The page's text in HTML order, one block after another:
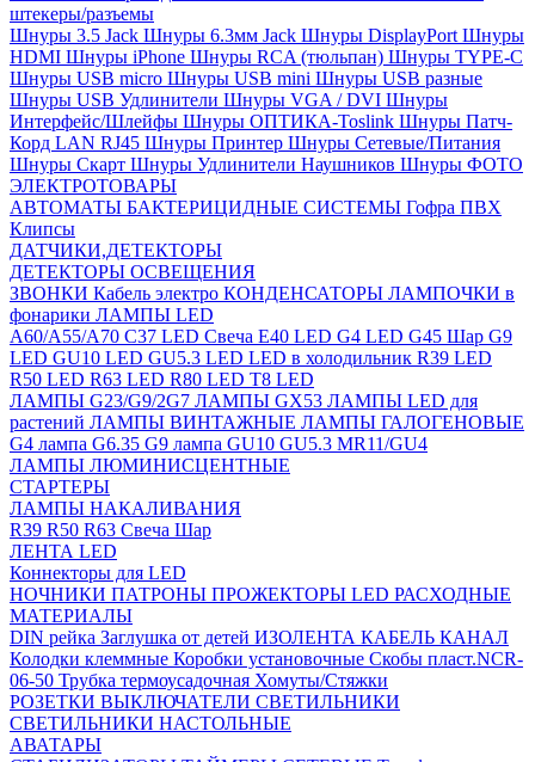
штекеры/разъемы
Шнуры 3.5 Jack Шнуры 6.3мм Jack Шнуры DisplayPort Шнуры
HDMI Шнуры iPhone Шнуры RCA (тюльпан) Шнуры TYPE-C
Шнуры USB micro Шнуры USB mini Шнуры USB разные
Шнуры USB Удлинители Шнуры VGA / DVI Шнуры
Интерфейс/Шлейфы Шнуры ОПТИКА-Toslink Шнуры Патч-
Корд LAN RJ45 Шнуры Принтер Шнуры Сетевые/Питания
Шнуры Скарт Шнуры Удлинители Наушников Шнуры ФОТО
ЭЛЕКТРОТОВАРЫ
АВТОМАТЫ БАКТЕРИЦИДНЫЕ СИСТЕМЫ Гофра ПВХ
Клипсы
ДАТЧИКИ,ДЕТЕКТОРЫ
ДЕТЕКТОРЫ ОСВЕЩЕНИЯ
ЗВОНКИ Кабель электро КОНДЕНСАТОРЫ ЛАМПОЧКИ в
фонарики ЛАМПЫ LED
A60/A55/A70 C37 LED Свеча E40 LED G4 LED G45 Шар G9
LED GU10 LED GU5.3 LED LED в холодильник R39 LED
R50 LED R63 LED R80 LED T8 LED
ЛАМПЫ G23/G9/2G7 ЛАМПЫ GX53 ЛАМПЫ LED для
растений ЛАМПЫ ВИНТАЖНЫЕ ЛАМПЫ ГАЛОГЕНОВЫЕ
G4 лампа G6.35 G9 лампа GU10 GU5.3 MR11/GU4
ЛАМПЫ ЛЮМИНИСЦЕНТНЫЕ
СТАРТЕРЫ
ЛАМПЫ НАКАЛИВАНИЯ
R39 R50 R63 Свеча Шар
ЛЕНТА LED
Коннекторы для LED
НОЧНИКИ ПАТРОНЫ ПРОЖЕКТОРЫ LED РАСХОДНЫЕ
МАТЕРИАЛЫ
DIN рейка Заглушка от детей ИЗОЛЕНТА КАБЕЛЬ КАНАЛ
Колодки клеммные Коробки установочные Скобы пласт.NCR-
06-50 Трубка термоусадочная Хомуты/Стяжки
РОЗЕТКИ ВЫКЛЮЧАТЕЛИ СВЕТИЛЬНИКИ
СВЕТИЛЬНИКИ НАСТОЛЬНЫЕ
АВАТАРЫ